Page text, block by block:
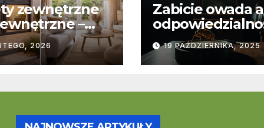
zewnętrzne
–
i
2026
Zabicie owada a
karna – jak
to w praktyce?
19 PAŹDZIERNIKA, 2025